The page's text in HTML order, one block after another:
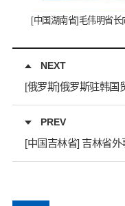
[中国湖南省]毛伟明省
NEXT
PREV
[中国吉林省] 吉林省